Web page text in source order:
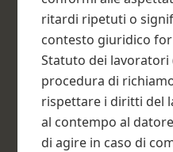
ritardi ripetuti o
contesto giuridico
Statuto dei lavoratori
procedura di
rispettare i diritti del
al contempo al
di agire in caso di